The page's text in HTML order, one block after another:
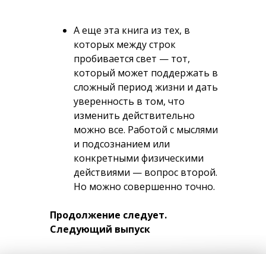
А еще эта книга из тех, в
которых между строк
пробивается свет — тот,
который может поддержать в
сложный период жизни и дать
уверенность в том, что
изменить действительно
можно все. Работой с мыслями
и подсознанием или
конкретными физическими
действиями — вопрос второй.
Но можно совершенно точно.
Продолжение следует.
Следующий выпуск